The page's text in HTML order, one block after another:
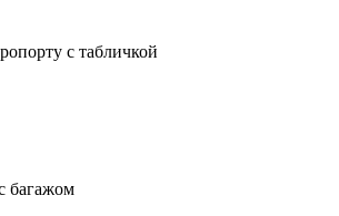
с табличкой
багажом